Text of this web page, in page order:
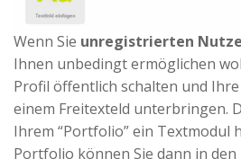
Wenn Sie unregistrierten
Ihnen unbedingt ermöglichen
Profil öffentlich schalten und
einem Freitexteld unterbringen.
Ihrem “Portfolio” ein Textmodul
Portfolio können Sie dann in den